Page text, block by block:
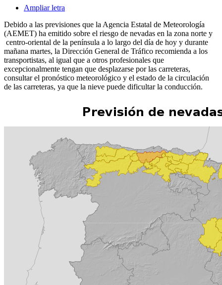
Ampliar letra
Debido a las previsiones que la Agencia Estatal de Meteorología
(AEMET) ha emitido sobre el riesgo de nevadas en la zona norte y
centro-oriental de la península a lo largo del día de hoy y durante
mañana martes, la Dirección General de Tráfico recomienda a los
transportistas, al igual que a otros profesionales que
excepcionalmente tengan que desplazarse por las carreteras,
consultar el pronóstico meteorológico y el estado de la circulación
de las carreteras, ya que la nieve puede dificultar la conducción.